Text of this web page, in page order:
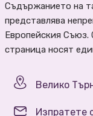
Съдържанието на
представлява
Европейския Съюз.
страница носят
Велико
Изпратете